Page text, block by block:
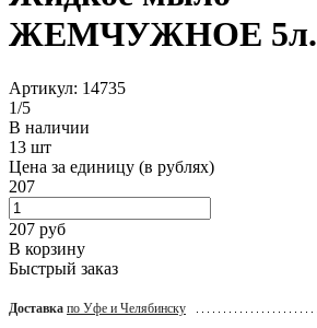
ЖЕМЧУЖНОЕ 5л.
Артикул: 14735
1/5
В наличии
13 шт
Цена за единицу (в рублях)
207
207 руб
В корзину
Быстрый заказ
Доставка по Уфе и Челябинску